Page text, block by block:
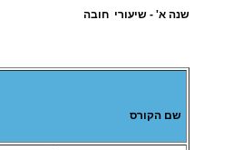
שנה א' - שיעורי חובה
שם הקורס